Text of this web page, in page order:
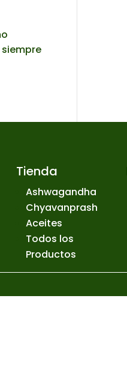
Tienda
Ashwagandha
Chyavanprash
Aceites
Todos los
Productos